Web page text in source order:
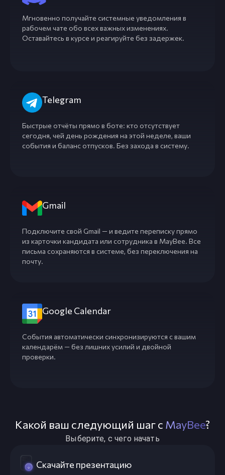
Мгновенно получайте системные уведомления в
рабочем чате обо всех важных изменениях.
Оставайтесь в курсе и реагируйте без задержек.
Telegram
Быстрые отчёты прямо в боте: кто отсутствует
сегодня, чей день рождения на этой неделе, ваши
события и баланс отпусков. Без захода в систему.
Gmail
Подключите свой Gmail — и ведите переписку прямо
из карточки кандидата или сотрудника в MayBee. Все
письма сохраняются в системе, без переключения на
почту.
Google Calendar
События автоматически синхронизируются с вашим
календарём — без лишних усилий и двойной
проверки.
Какой ваш следующий шаг с MayBee?
Выберите, с чего начать
Скачайте презентацию